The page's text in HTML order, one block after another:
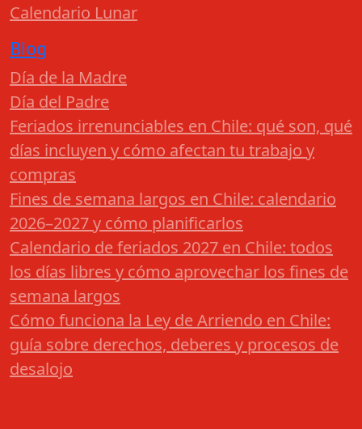
Calendario Lunar
Blog
Día de la Madre
Día del Padre
Feriados irrenunciables en Chile: qué son, qué
días incluyen y cómo afectan tu trabajo y
compras
Fines de semana largos en Chile: calendario
2026–2027 y cómo planificarlos
Calendario de feriados 2027 en Chile: todos
los días libres y cómo aprovechar los fines de
semana largos
Cómo funciona la Ley de Arriendo en Chile:
guía sobre derechos, deberes y procesos de
desalojo